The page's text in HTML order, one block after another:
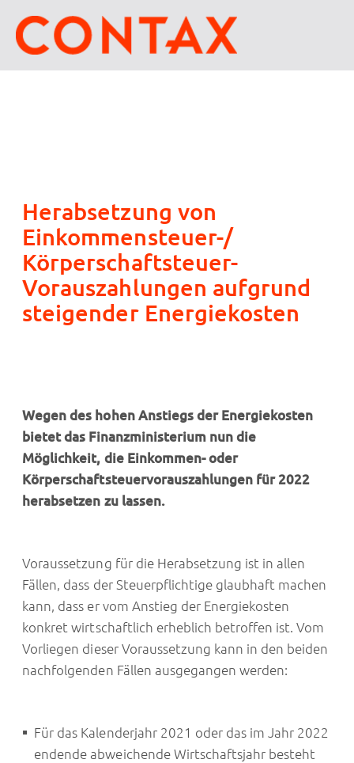
Herabsetzung von
Einkommensteuer-/
Körperschaftsteuer-
Vorauszahlungen aufgrund
steigender Energiekosten
Wegen des hohen Anstiegs der Energiekosten
bietet das Finanzministerium nun die
Möglichkeit, die Einkommen- oder
Körperschaftsteuervorauszahlungen für 2022
herabsetzen zu lassen.
Voraussetzung für die Herabsetzung ist in allen
Fällen, dass der Steuerpflichtige glaubhaft machen
kann, dass er vom Anstieg der Energiekosten
konkret wirtschaftlich erheblich betroffen ist. Vom
Vorliegen dieser Voraussetzung kann in den beiden
nachfolgenden Fällen ausgegangen werden:
Für das Kalenderjahr 2021 oder das im Jahr 2022
endende abweichende Wirtschaftsjahr besteht